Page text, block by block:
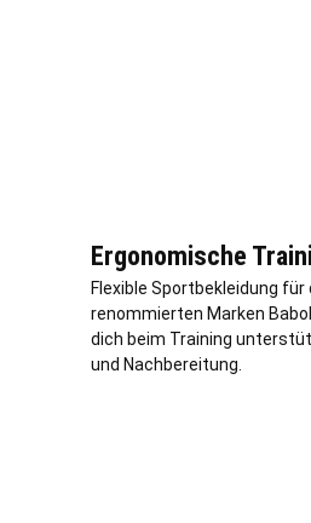
Ergonomische
Flexible Sportbekleidung für
renommierten Marken
dich beim Training
und Nachbereitung.